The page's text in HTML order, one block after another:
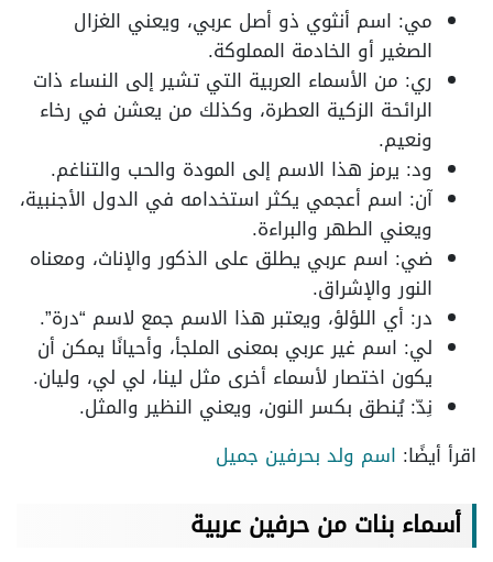
مي: اسم أنثوي ذو أصل عربي، ويعني الغزال
الصغير أو الخادمة المملوكة.
ري: من الأسماء العربية التي تشير إلى النساء ذات
الرائحة الزكية العطرة، وكذلك من يعشن في رخاء
ونعيم.
ود: يرمز هذا الاسم إلى المودة والحب والتناغم.
آن: اسم أعجمي يكثر استخدامه في الدول الأجنبية،
ويعني الطهر والبراءة.
ضي: اسم عربي يطلق على الذكور والإناث، ومعناه
النور والإشراق.
در: أي اللؤلؤ، ويعتبر هذا الاسم جمع لاسم “درة”.
لي: اسم غير عربي بمعنى الملجأ، وأحيانًا يمكن أن
يكون اختصار لأسماء أخرى مثل لينا، لي لي، وليان.
نِدّ: يُنطق بكسر النون، ويعني النظير والمثل.
اقرأ أيضًا: اسم ولد بحرفين جميل
أسماء بنات من حرفين عربية